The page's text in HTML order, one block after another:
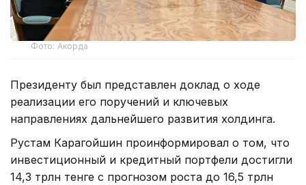
Фото: Акорда
Президенту был представлен доклад о ходе
реализации его поручений и ключевых
направлениях дальнейшего развития холдинга.
Рустам Карагойшин проинформировал о том, что
инвестиционный и кредитный портфели достигли
14,3 трлн тенге с прогнозом роста до 16,5 трлн